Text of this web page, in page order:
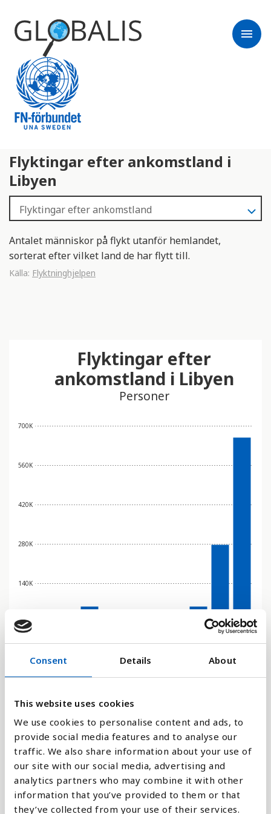
Consent Details About
This website uses cookies
We use cookies to personalise content and ads, to
provide social media features and to analyse our
traffic. We also share information about your use of
our site with our social media, advertising and
analytics partners who may combine it with other
information that you’ve provided to them or that
they’ve collected from your use of their services.
menu
Flyktingar efter ankomstland i
Libyen
Antalet människor på flykt utanför hemlandet,
sorterat efter vilket land de har flytt till.
Källa: Flyktninghjelpen
0
140K
280K
420K
560K
700K
2023 2024 2025
Flyktingar efter
ankomstland i Libyen
Personer
Stapeldiagram
Linje
Platt
Jämför med: